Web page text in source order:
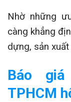
Nhờ những
càng khẳng
dựng, sản
Báo
TPHCM